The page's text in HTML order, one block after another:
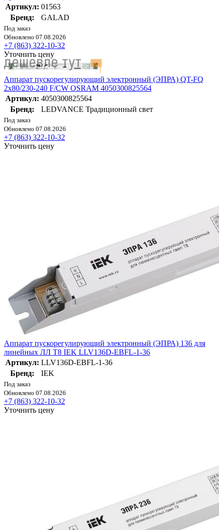
Артикул: 01563
Бренд:
GALAD
Под заказ
Обновлено 07.08.2026
+7 (863) 322-10-32
Уточнить цену
Аппарат пускорегулирующий электронный (ЭПРА) QT-FQ
2х80/230-240 F/CW OSRAM 4050300825564
Артикул: 4050300825564
Бренд:
LEDVANCE Традиционный свет
Под заказ
Обновлено 07.08.2026
+7 (863) 322-10-32
Уточнить цену
Аппарат пускорегулирующий электронный (ЭПРА) 136 для
линейных ЛЛ T8 IEK LLV136D-EBFL-1-36
Артикул: LLV136D-EBFL-1-36
Бренд:
IEK
Под заказ
Обновлено 07.08.2026
+7 (863) 322-10-32
Уточнить цену